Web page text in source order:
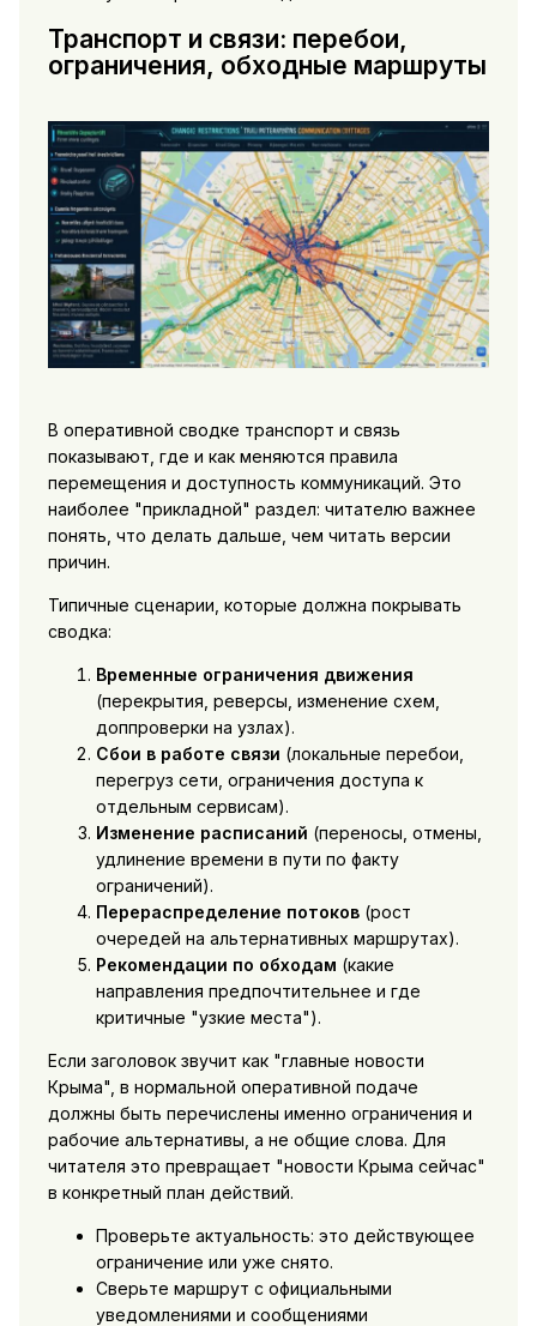
Транспорт и связи: перебои,
ограничения, обходные маршруты
В оперативной сводке транспорт и связь
показывают, где и как меняются правила
перемещения и доступность коммуникаций. Это
наиболее "прикладной" раздел: читателю важнее
понять, что делать дальше, чем читать версии
причин.
Типичные сценарии, которые должна покрывать
сводка:
Временные ограничения движения
(перекрытия, реверсы, изменение схем,
доппроверки на узлах).
Сбои в работе связи (локальные перебои,
перегруз сети, ограничения доступа к
отдельным сервисам).
Изменение расписаний (переносы, отмены,
удлинение времени в пути по факту
ограничений).
Перераспределение потоков(рост
очередей на альтернативных маршрутах).
Рекомендации по обходам (какие
направления предпочтительнее и где
критичные "узкие места").
Если заголовок звучит как "главные новости
Крыма", в нормальной оперативной подаче
должны быть перечислены именно ограничения и
рабочие альтернативы, а не общие слова. Для
читателя это превращает "новости Крыма сейчас"
в конкретный план действий.
Проверьте актуальность: это действующее
ограничение или уже снято.
Сверьте маршрут с официальными
уведомлениями и сообщениями